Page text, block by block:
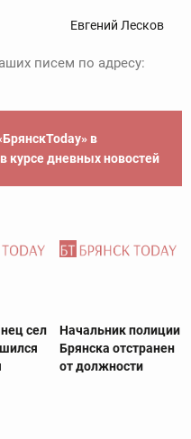
Евгений Лесков
писем по адресу:
в
курсе дневных новостей
сел
Начальник полиции
Брянска отстранен
от должности